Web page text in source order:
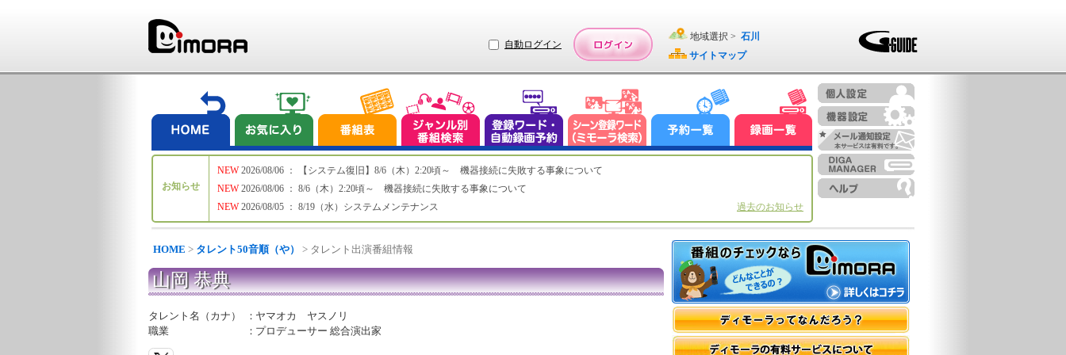
自動ログイン
地域選択 > 石川
サイトマップ
お知らせ
NEW
NEW
NEW
2026/08/06 ： 【システム復旧】8/6（木）2:20頃～ 機器接続に失敗する事象について
2026/08/06 ： 8/6（木）2:20頃～ 機器接続に失敗する事象について
2026/08/05 ： 8/19（水）システムメンテナンス
過去のお知らせ
HOME > タレント50音順（や） > タレント出演番組情報
山岡 恭典
タレント名（カナ） ： ヤマオカ ヤスノリ
職業
： プロデューサー 総合演出家